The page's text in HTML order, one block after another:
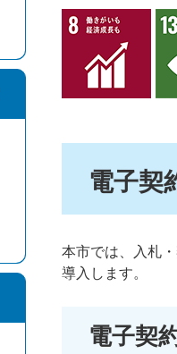
電子契
本市では、入札
導入します。
電子契